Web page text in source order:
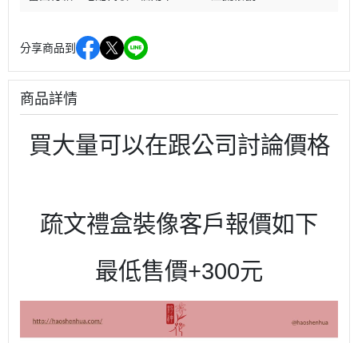
分享商品到
商品詳情
買大量可以在跟公司討論價格
疏文禮盒裝像客戶報價如下
最低售價+300元